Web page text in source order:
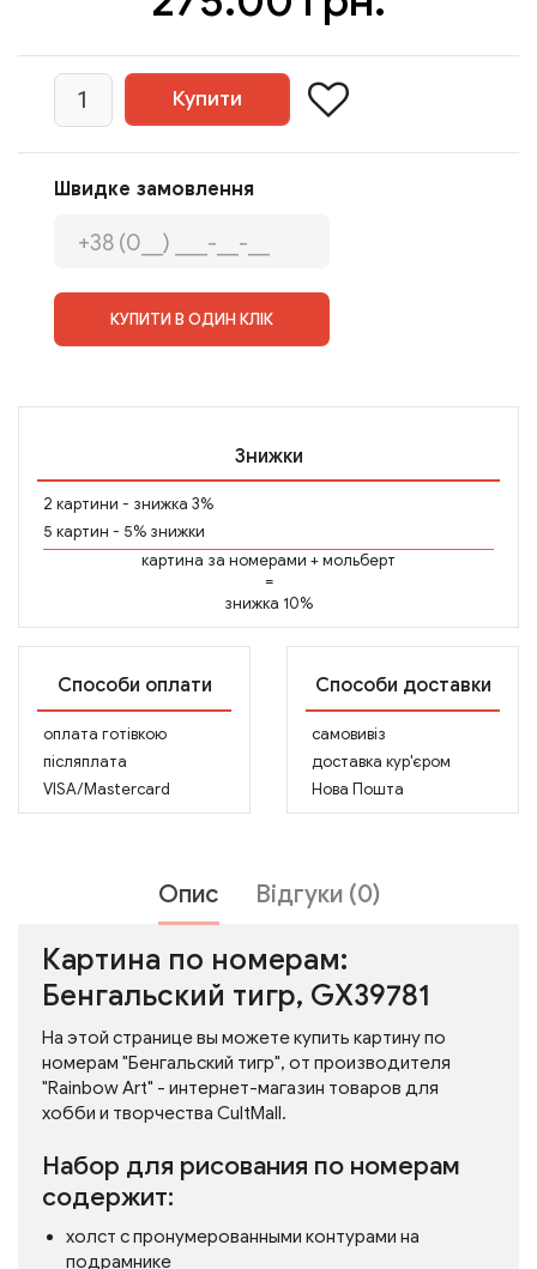
Швидке замовлення
КУПИТИ В ОДИН КЛІК
Знижки
2 картини - знижка 3%
5 картин - 5% знижки
картина за номерами +мольберт
=
знижка 10%
Способи оплати
оплата готівкою
післяплата
VISA/Mastercard
Способи доставки
самовивіз
доставка кур'єром
Нова Пошта
Опис Відгуки (0)
Картина по номерам:
Бенгальский тигр, GX39781
На этой странице вы можете купить картину по
номерам "Бенгальский тигр", от производителя
"Rainbow Art" - интернет-магазин товаров для
хобби и творчества CultMall.
Набор для рисования по номерам
содержит:
холст с пронумерованными контурами на
подрамнике